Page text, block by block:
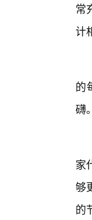
常
计
的
礴。
家
够
的